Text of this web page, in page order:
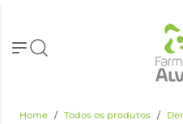
Home Todos os produtos